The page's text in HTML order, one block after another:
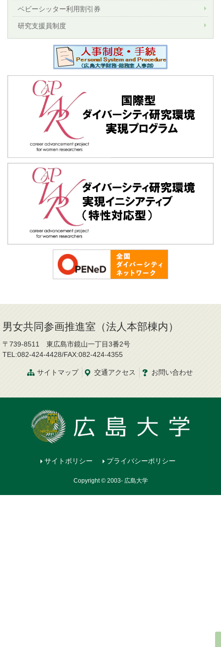
ベビーシッター利用割引券
研究支援員制度
男女共同参画推進室（法人本部棟内）
〒739-8511 東広島市鏡山一丁目3番2号
TEL:082-424-4428/FAX:082-424-4355
サイトマップ 交通アクセス お問い合わせ
サイトポリシー プライバシーポリシー
Copyright © 2003- 広島大学